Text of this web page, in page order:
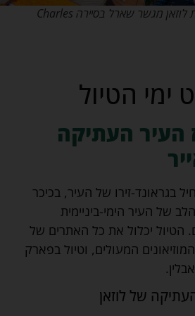
מבט על קתדרלת לוזאן מגשר שארל בסיירה Charles
ימי הטיול
העיר העתיקה
בגראונד-זירו של העיר, בכיכר
של העיר הימי-ביניימית
יכלול את כל האתרים של
המעולים, וטיול בפארק
של לוזאן